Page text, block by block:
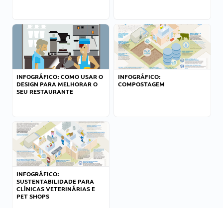
INFOGRÁFICO: COMO USAR O
DESIGN PARA MELHORAR O
SEU RESTAURANTE
INFOGRÁFICO:
COMPOSTAGEM
INFOGRÁFICO:
SUSTENTABILIDADE PARA
CLÍNICAS VETERINÁRIAS E
PET SHOPS